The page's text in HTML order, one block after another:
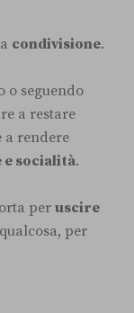
condivisione.
o seguendo
a restare
a rendere
e socialità.
per uscire
per